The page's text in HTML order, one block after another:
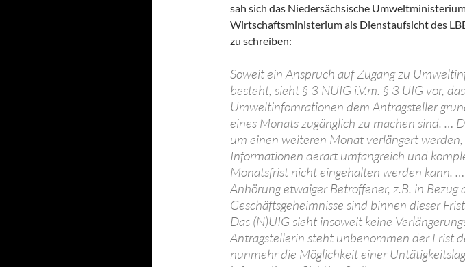
sah sich das Niedersächsische
Wirtschaftsministerium als Dienstaufsicht des
zu schreiben:
Soweit ein Anspruch auf Zugang zu
besteht, sieht § 3 NUIG i.V.m. § 3 UIG vor,
Umweltinfomrationen dem Antragsteller
eines Monats zugänglich zu machen sind. …
um einen weiteren Monat verlängert
Informationen derart umfangreich und
Monatsfrist nicht eingehalten werden kann.
Anhörung etwaiger Betroffener, z.B. in Bezug
Geschäftsgeheimnisse sind binnen dieser
Das (N)UIG sieht insoweit keine
Antragstellerin steht unbenommen der Frist
nunmehr die Möglichkeit einer